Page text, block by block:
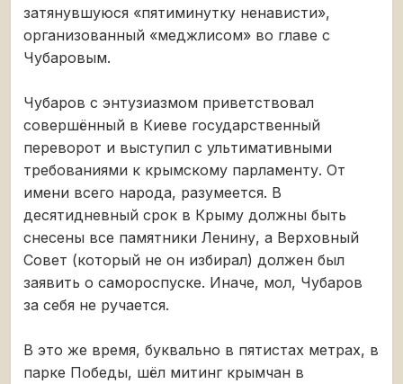
затянувшуюся «пятиминутку ненависти»,
организованный «меджлисом» во главе с
Чубаровым.
Чубаров с энтузиазмом приветствовал
совершённый в Киеве государственный
переворот и выступил с ультимативными
требованиями к крымскому парламенту. От
имени всего народа, разумеется. В
десятидневный срок в Крыму должны быть
снесены все памятники Ленину, а Верховный
Совет (который не он избирал) должен был
заявить о самороспуске. Иначе, мол, Чубаров
за себя не ручается.
В это же время, буквально в пятистах метрах, в
парке Победы, шёл митинг крымчан в